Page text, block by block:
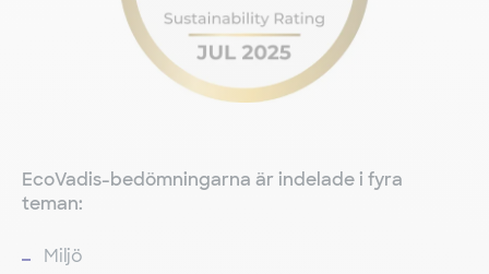
EcoVadis-bedömningarna är indelade i fyra
teman:
Miljö